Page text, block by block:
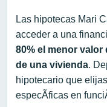
Las hipotecas Mari
acceder a una
80% el menor valor
de una vivienda.
hipotecario que
especÃ­ficas en